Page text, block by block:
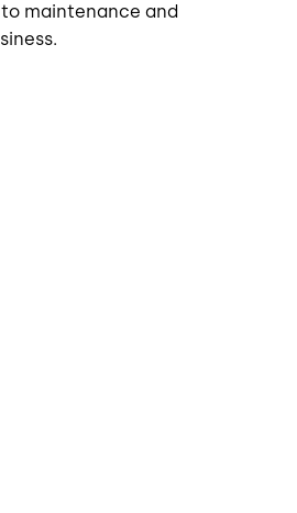
maintenance and